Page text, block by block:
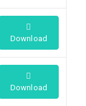
Download
Download